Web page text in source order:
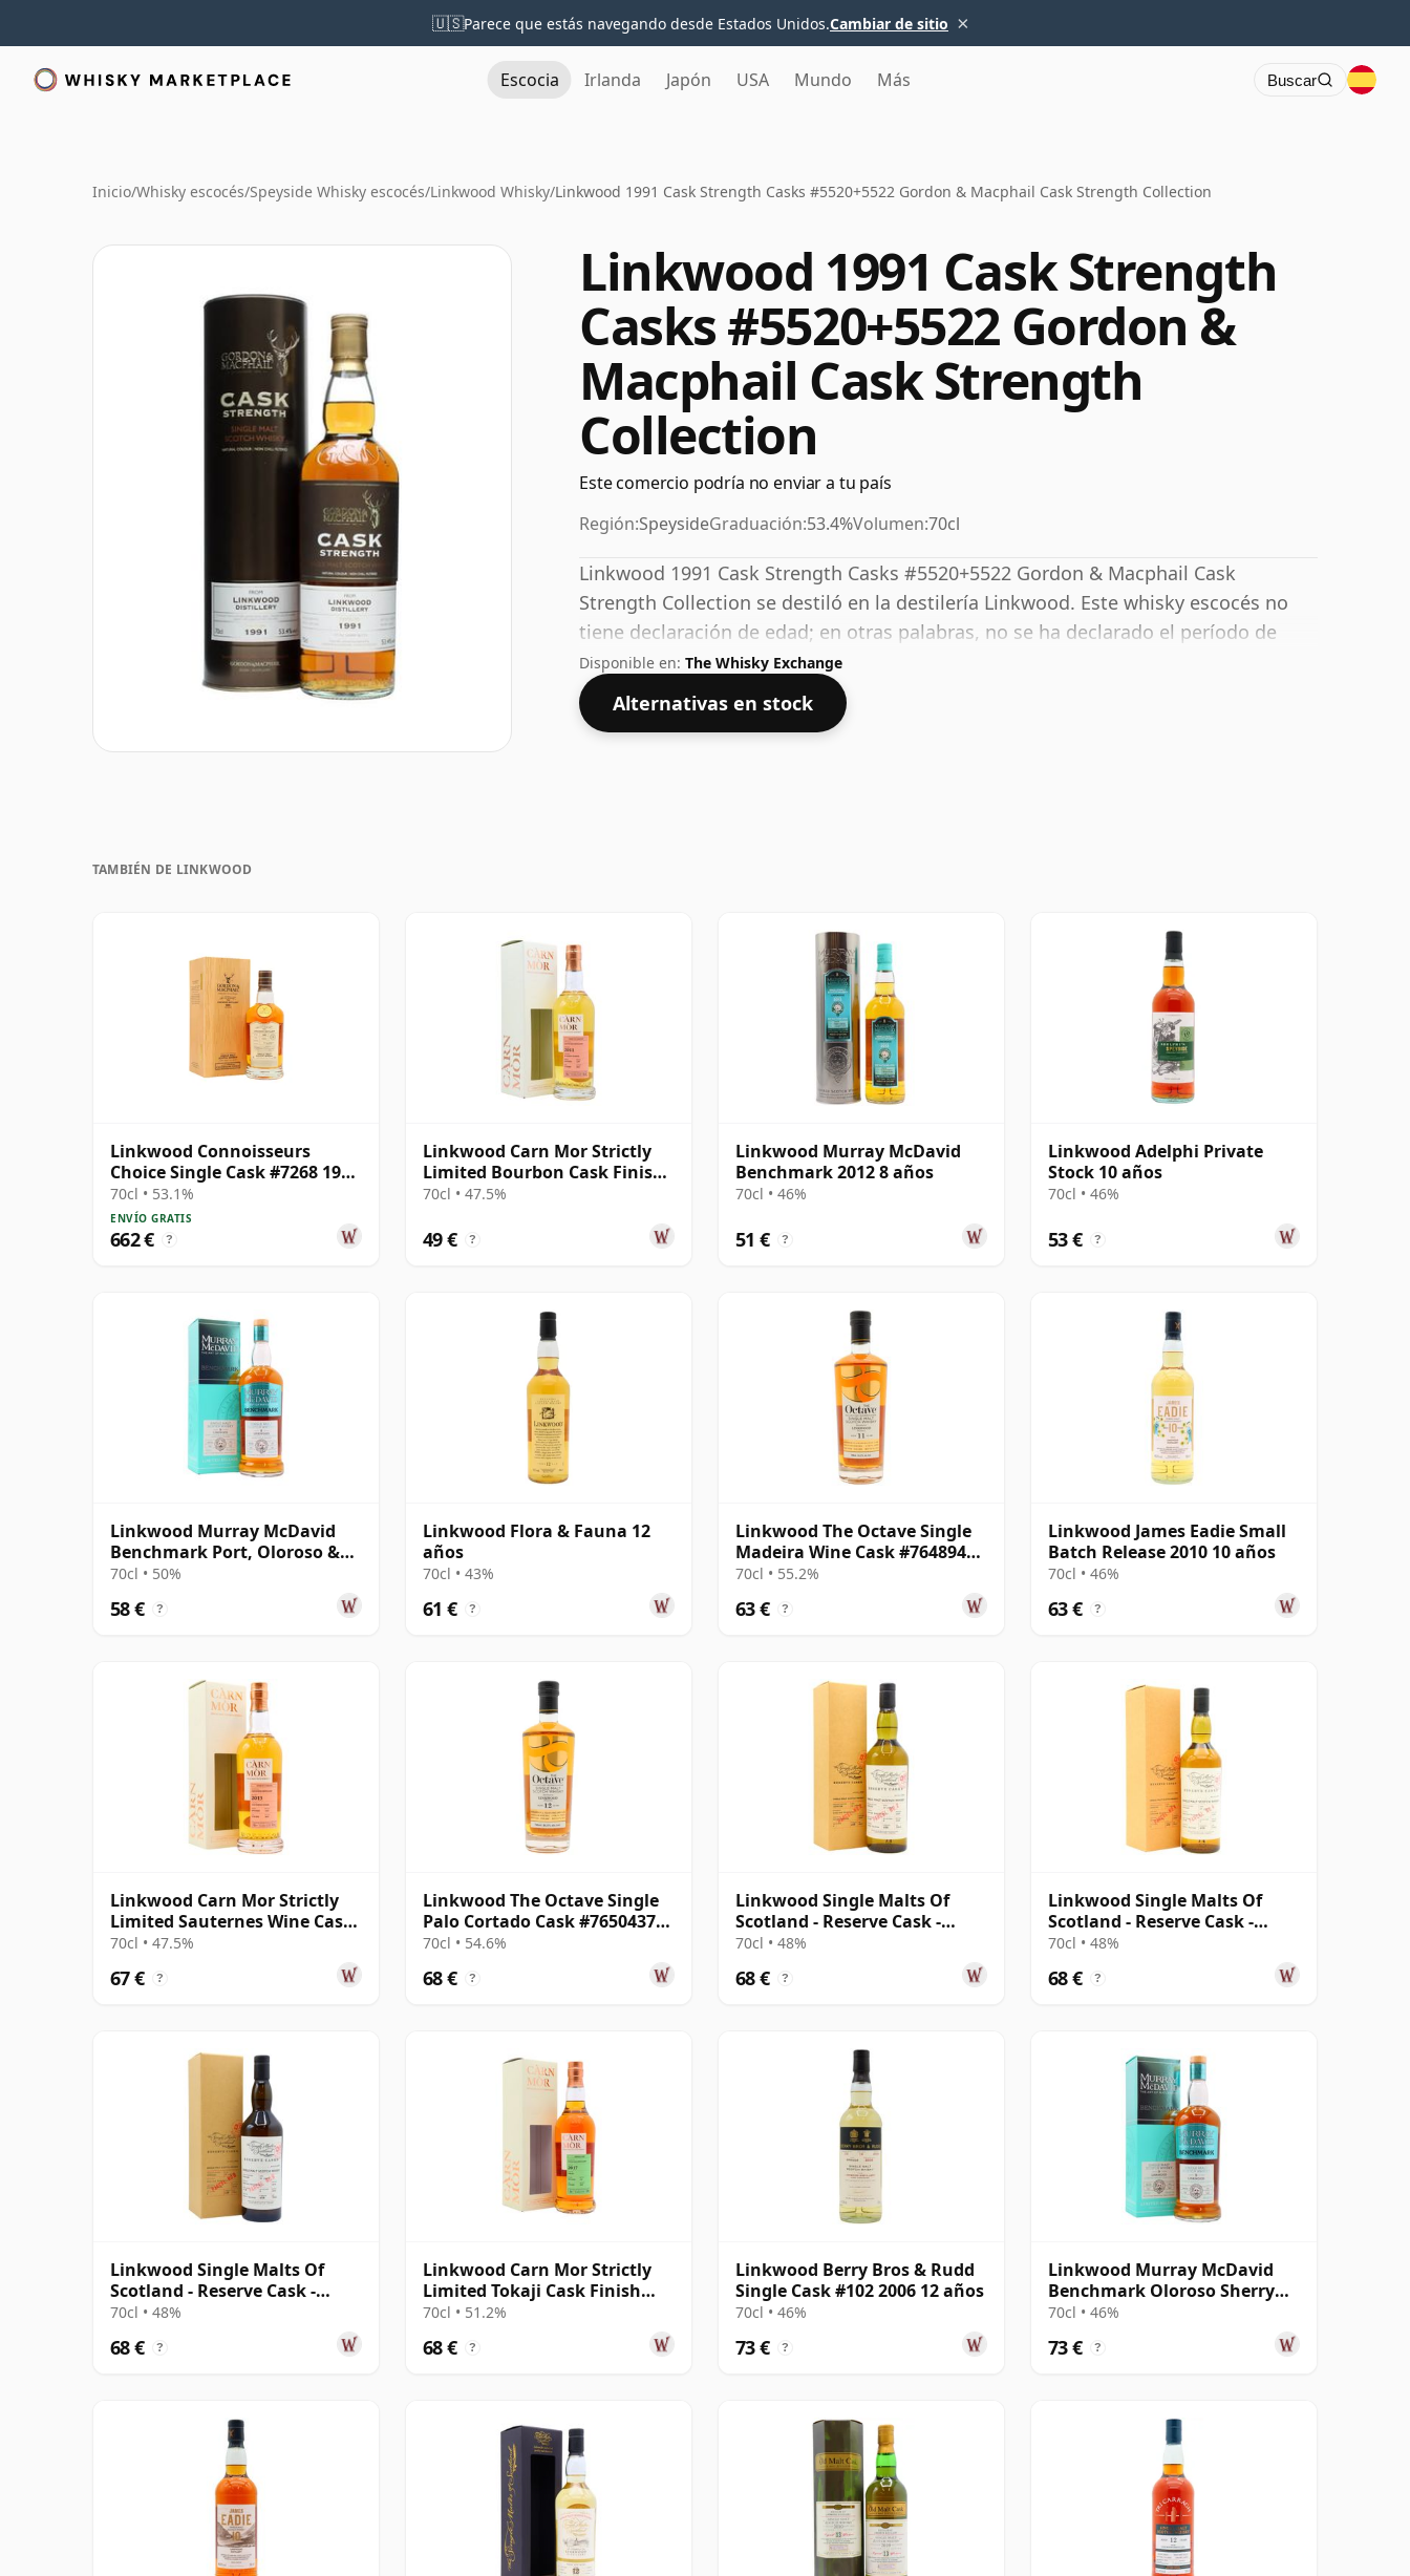
🇺🇸Parece que estás navegando desde Estados Unidos.Cambiar de sitio ×
Escocia Irlanda Japón USA Mundo Más Buscar
Inicio/Whisky escocés/Speyside Whisky escocés/Linkwood Whisky/Linkwood 1991 Cask Strength Casks #5520+5522 Gordon & Macphail Cask Strength Collection
Linkwood 1991 Cask Strength
Casks #5520+5522 Gordon &
Macphail Cask Strength
Collection
Este comercio podría no enviar a tu país
Región:SpeysideGraduación:53.4%Volumen:70cl
Linkwood 1991 Cask Strength Casks #5520+5522 Gordon & Macphail Cask
Strength Collection se destiló en la destilería Linkwood. Este whisky escocés no
tiene declaración de edad; en otras palabras, no se ha declarado el período de
maduración del licor en la botella. Con un 53,4%, ciertamente puedes agregar una
o dos gotas de agua decente a este whisky para realzar la textura y abrir el
espíritu.
Disponible en: The Whisky Exchange
Alternativas en stock
TAMBIÉN DE LINKWOOD
Linkwood Connoisseurs
Choice Single Cask #7268 1991
30 años
70cl • 53.1%
ENVÍO GRATIS
662 € ?
Linkwood Carn Mor Strictly
Limited Bourbon Cask Finish
Sing 2011 9 años
70cl • 47.5%
49 € ?
Linkwood Murray McDavid
Benchmark 2012 8 años
70cl • 46%
51 € ?
Linkwood Adelphi Private
Stock 10 años
70cl • 46%
53 € ?
Linkwood Murray McDavid
Benchmark Port, Oloroso &
PX Cask 2012 9 años
70cl • 50%
58 € ?
Linkwood Flora & Fauna 12
años
70cl • 43%
61 € ?
Linkwood The Octave Single
Madeira Wine Cask #7648944
2014 11 años
70cl • 55.2%
63 € ?
Linkwood James Eadie Small
Batch Release 2010 10 años
70cl • 46%
63 € ?
Linkwood Carn Mor Strictly
Limited Sauternes Wine Cask
Fini 2013 9 años
70cl • 47.5%
67 € ?
Linkwood The Octave Single
Palo Cortado Cask #7650437
2014 12 años
70cl • 54.6%
68 € ?
Linkwood Single Malts Of
Scotland - Reserve Cask -
Parcel # 2007 12 años
70cl • 48%
68 € ?
Linkwood Single Malts Of
Scotland - Reserve Cask -
Parcel # 2009 10 años
70cl • 48%
68 € ?
Linkwood Single Malts Of
Scotland - Reserve Cask -
Parcel # 2010 10 años
70cl • 48%
68 € ?
Linkwood Carn Mor Strictly
Limited Tokaji Cask Finish
Singl 2017 8 años
70cl • 51.2%
68 € ?
Linkwood Berry Bros & Rudd
Single Cask #102 2006 12 años
70cl • 46%
73 € ?
Linkwood Murray McDavid
Benchmark Oloroso Sherry
Cask Finis 2012 9 años
70cl • 46%
73 € ?